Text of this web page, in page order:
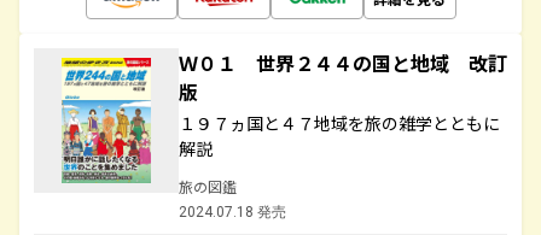
Ｗ０１ 世界２４４の国と地域 改訂
版
１９７ヵ国と４７地域を旅の雑学とともに
解説
旅の図鑑
2024.07.18 発売